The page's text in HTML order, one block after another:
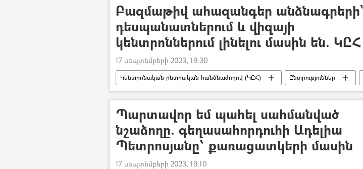
Բազմաթիվ ահազանգեր անձնագրերի`
դեսպանատներում և վիզայի
կենտրոններում լինելու մասին են. ԿԸՀ
17 սեպտեմբերի 2023, 19:30
Կենտրոնական ընտրական հանձնաժողով (ԿԸՀ) Ընտրություններ
ավագանի
քաղաքապետ խախտում
Պարտավոր եմ պահել սահմանված
նշաձողը. գեղասահորդուհի Ադելիա
Պետրոսյանը՝ քառացատկերի մասին
17 սեպտեմբերի 2023, 19:10